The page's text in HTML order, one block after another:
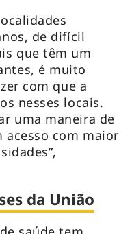
de difícil
que têm um
é muito
com que a
nesses locais.
uma maneira de
acesso com maior
da União